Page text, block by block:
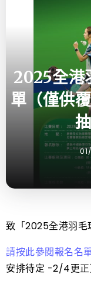
2025全港
單（僅供
致「2025全港羽毛
請按此參閱報名名
安排待定 -2/4更正